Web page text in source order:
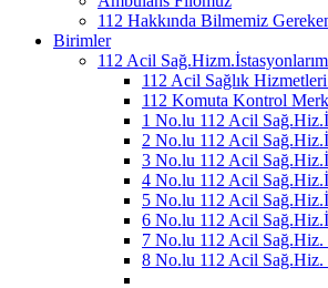
112 Hakkında Bilmemiz
Birimler
112 Acil
112 Acil Sağlık
112 Komuta Kontrol
1 No.lu 112 Acil
2 No.lu 112 Acil
3 No.lu 112 Acil
4 No.lu 112 Acil
5 No.lu 112 Acil
6 No.lu 112 Acil
7 No.lu 112 Acil Sağ.Hiz.
8 No.lu 112 Acil Sağ.Hiz.